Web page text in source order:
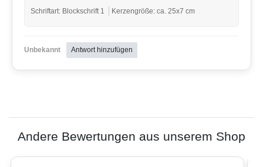
Schriftart: Blockschrift 1 Kerzengröße: ca. 25x7 cm
Unbekannt Antwort hinzufügen
Andere Bewertungen aus unserem Shop